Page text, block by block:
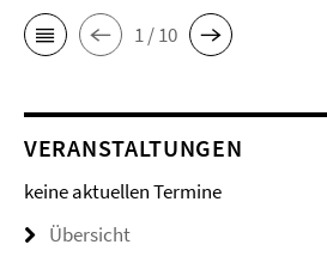
1 / 10
VERANSTALTUNGEN
keine aktuellen Termine
Übersicht